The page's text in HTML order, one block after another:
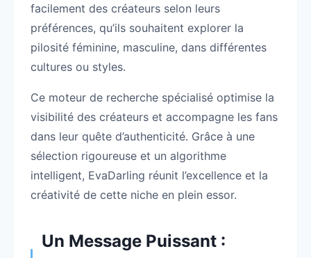
facilement des créateurs selon leurs
préférences, qu’ils souhaitent explorer la
pilosité féminine, masculine, dans différentes
cultures ou styles.
Ce moteur de recherche spécialisé optimise la
visibilité des créateurs et accompagne les fans
dans leur quête d’authenticité. Grâce à une
sélection rigoureuse et un algorithme
intelligent, EvaDarling réunit l’excellence et la
créativité de cette niche en plein essor.
Un Message Puissant :